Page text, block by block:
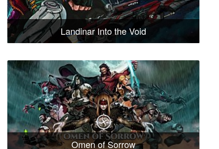
Landinar Into the Void
Omen of Sorrow